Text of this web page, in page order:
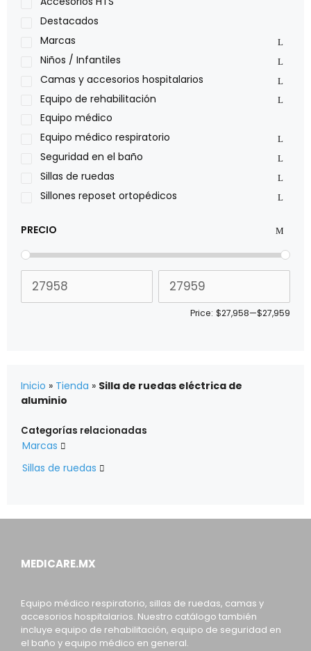
Medical Store
Nidek
Oxiplus
Philips
Pride
Roho
Sillas de ruedas Everest Jennings
Stealth products
Xiehe Medical
Destacados
Marcas
Niños / Infantiles
Camas y accesorios hospitalarios
Equipo de rehabilitación
Equipo médico
Equipo médico respiratorio
Seguridad en el baño
Sillas de ruedas
Sillones reposet ortopédicos
PRECIO
Price: $27,958—$27,959
Inicio » Tienda » Silla de ruedas eléctrica de
aluminio
Categorías relacionadas
Marcas 
Sillas de ruedas 
MEDICARE.MX
Equipo médico respiratorio, sillas de ruedas, camas y
accesorios hospitalarios. Nuestro catálogo también
incluye equipo de rehabilitación, equipo de seguridad en
el baño y equipo médico en general.